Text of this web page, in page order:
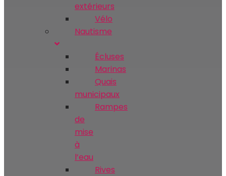
extérieurs
Vélo
Nautisme
Écluses
Marinas
Quais
municipaux
Rampes
de
mise
à
l’eau
Rives